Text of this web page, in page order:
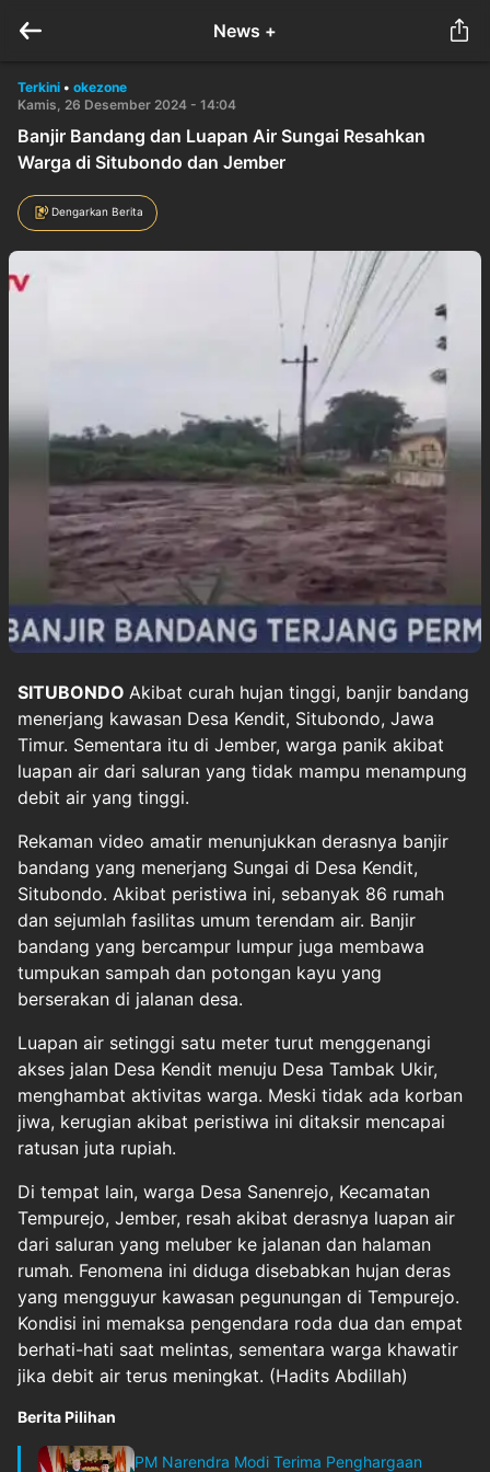
News +
Terkini • okezone
Kamis, 26 Desember 2024 - 14:04
Banjir Bandang dan Luapan Air Sungai Resahkan
Warga di Situbondo dan Jember
Dengarkan Berita
SITUBONDO Akibat curah hujan tinggi, banjir bandang
menerjang kawasan Desa Kendit, Situbondo, Jawa
Timur. Sementara itu di Jember, warga panik akibat
luapan air dari saluran yang tidak mampu menampung
debit air yang tinggi.
Rekaman video amatir menunjukkan derasnya banjir
bandang yang menerjang Sungai di Desa Kendit,
Situbondo. Akibat peristiwa ini, sebanyak 86 rumah
dan sejumlah fasilitas umum terendam air. Banjir
bandang yang bercampur lumpur juga membawa
tumpukan sampah dan potongan kayu yang
berserakan di jalanan desa.
Luapan air setinggi satu meter turut menggenangi
akses jalan Desa Kendit menuju Desa Tambak Ukir,
menghambat aktivitas warga. Meski tidak ada korban
jiwa, kerugian akibat peristiwa ini ditaksir mencapai
ratusan juta rupiah.
Di tempat lain, warga Desa Sanenrejo, Kecamatan
Tempurejo, Jember, resah akibat derasnya luapan air
dari saluran yang meluber ke jalanan dan halaman
rumah. Fenomena ini diduga disebabkan hujan deras
yang mengguyur kawasan pegunungan di Tempurejo.
Kondisi ini memaksa pengendara roda dua dan empat
berhati-hati saat melintas, sementara warga khawatir
jika debit air terus meningkat. (Hadits Abdillah)
Berita Pilihan
PM Narendra Modi Terima Penghargaan